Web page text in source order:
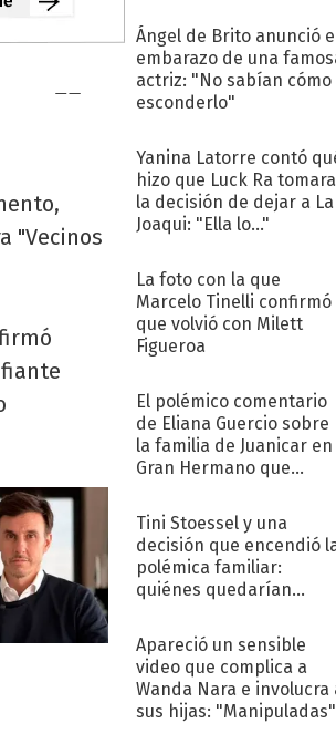
"Vecinos
Ángel de Brito anunció
embarazo de una
actriz: "No sabían cómo
esconderlo"
Yanina Latorre contó
hizo que Luck Ra tomara
la decisión de dejar a La
Joaqui: "Ella lo..."
La foto con la que
Marcelo Tinelli confirmó
que volvió con Milett
Figueroa
El polémico comentario
de Eliana Guercio sobre
la familia de Juanicar en
Gran Hermano que
Tini Stoessel y una
decisión que encendió
polémica familiar:
quiénes quedarían
Apareció un sensible
video que complica a
Wanda Nara e involucra
sus hijas: "Manipuladas"